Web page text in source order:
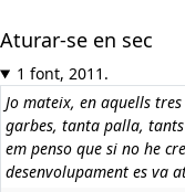
Aturar-se en sec
1 font, 2011.
Jo mateix, en aquells
garbes, tanta palla,
em penso que si no he
desenvolupament es va